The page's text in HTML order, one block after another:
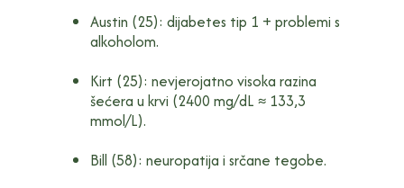
Austin (25): dijabetes tip 1 + problemi s
alkoholom.
Kirt (25): nevjerojatno visoka razina
šećera u krvi (2400 mg/dL ≈ 133,3
mmol/L).
Bill (58): neuropatija i srčane tegobe.